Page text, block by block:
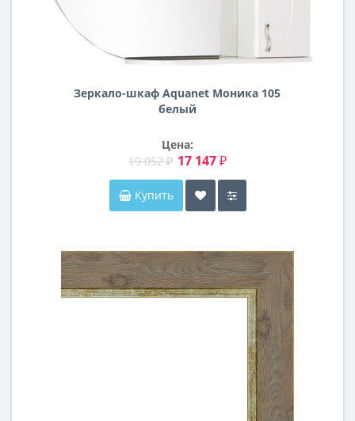
Зеркало-шкаф Aquanet Моника 105
белый
Цена:
19 052 ₽ 17 147 ₽
Купить